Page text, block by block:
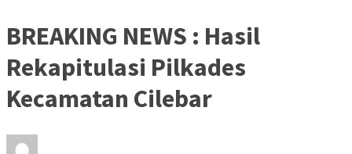
BREAKING NEWS : Hasil
Rekapitulasi Pilkades
Kecamatan Cilebar